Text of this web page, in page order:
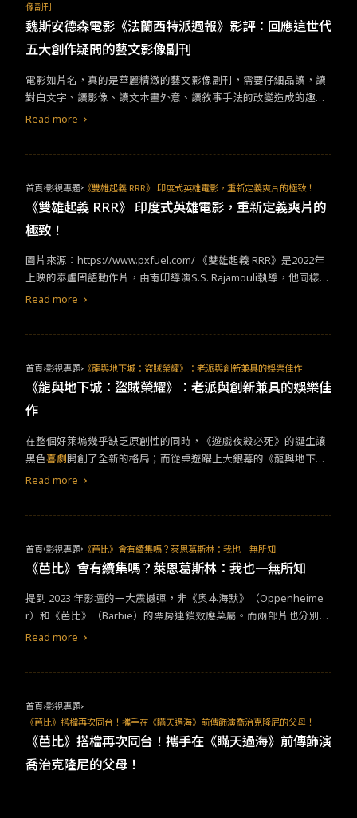
電影描述四位常混在一起的中年老師，如何解決各自在工作上、感
情上、家庭上的中年危機，其中又以主角（拔叔Mads）最嚴重，學
生投訴他教課太無趣、妻子嫌棄他與以前不同，孩子更是不想跟他
說話，生活已無生機，保守無聊的他，在老師朋友的建議下，開始
喝酒讓自己放鬆，而那「0.05%」的酒精濃度，確實為他的生活帶
來一抹色彩，但當人生開始上癮，一次失控竟然造成人生更大的悲
劇。 ​
像副刊
魏斯安德森電影《法蘭西特派週報》影評：回應這世代
五大創作疑問的藝文影像副刊
​​電影如片名，真的是華麗精緻的藝文影像副刊，需要仔細品讀，讀
對白文字、讀影像、讀文本畫外意、讀敘事手法的改變造成的趣
味。《法蘭西特派週報》描述期刊創辦人過世，而編輯部準備發布
嗎？創作會有結束的一天嗎？」。電影本身帶點黑色幽默，卻不是
強烈的諷刺，而是可愛的嘲弄。​ ​​巧妙融合​​魏斯安德森​​風格，打造藝
三大段關於創作（畫畫、文字、煮菜）、關於地域小人物的故事
（二段小故事則為開頭與收尾），他標誌性的作品風格，宛如優美
的排版，讓人品讀起來極為舒適，而影像節奏猶如翻書一般怡然自
Read more
首頁 影視專題 《雙雄起義 RRR》 印度式英雄電影，重新定義爽片的極致！
《雙雄起義 RRR》 印度式英雄電影，重新定義爽片的
極致！
圖片來源：https://www.pxfuel.com/ 《雙雄起義 RRR》是2022年
上映的泰盧固語動作片，由南印導演S.S. Rajamouli執導，他同樣也
是拍出印度最賣座電影《巴霍巴利王》的人。講到南印動作片～自
典的印度虛構電影 《RRR》！ 首先我最初看到電影片名，在還不知
道他演什麼的情況下，第一個想到的就是「rrrrrr!!!」～這個我們習
名其實是「Raudraṁ Raṇaṁ Rudhiraṁ」 在泰盧固語中意為「崛
起、怒吼、反抗」，導演突發奇想取其音譯直接命名為《RRR》，
非常具有創意且與劇意相符，令人印象深刻。
Read more
首頁 影視專題 《龍與地下城：盜賊榮耀》：老派與創新兼具的娛樂佳作
《龍與地下城：盜賊榮耀》：老派與創新兼具的娛樂佳
作
在整個好萊塢幾乎缺乏原創性的同時，《遊戲夜殺必死》的誕生讓
黑色喜劇開創了全新的格局；而從桌遊躍上大銀幕的《龍與地下
城：盜賊榮耀》完美的把持住了一個「遊戲電影」該有的本質：遊
個的世界觀架構、角色的性格缺陷以及一個「地圖」般的電影框
架，驚人的調度和頗為驚喜的攝影機運動都為電影本身增添了有別
改編電影，《龍與地下城：盜賊榮耀》很聰明地知道哪些角色該被
深入刻劃、哪些角色該被惡趣味化，劇本也藉由這種方式一層層玩
轉老套的好萊塢幽默公式，並巧妙的契合三拍的
間平衡，《龍與地下城：盜賊榮耀》都做到了。
Read more
首頁 影視專題 《芭比》會有續集嗎？萊恩葛斯林：我也一無所知
《芭比》會有續集嗎？萊恩葛斯林：我也一無所知
​​提到 2023 年影壇的一大震撼彈，非《奧本海默》（Oppenheime
r）和《芭比》（Barbie）的票房連鎖效應莫屬。而兩部片也分別在
年度票房的前三名中包辦了兩個位置，《芭比》更是成功突破了十
節中分享了他對《芭比2》未來可能性的看法。他在訪談中表示，到
目前為止「我們真的一無所知」。然而，他提出了一個建議，如果
他在可能製作的續集中繼續演出，他可以展現肯尼這個角色的其他
面向，並說道：​ ​​「噢，我對續集一無所知。但（如果有續集）能不
能是一個身材豐滿的肯尼？我能演一個豐滿的肯尼，比如叫做三明
Read more
首頁 影視專題
《芭比》搭檔再次同台！攜手在《瞞天過海》前傳飾演喬治克隆尼的父母！
《芭比》搭檔再次同台！攜手在《瞞天過海》前傳飾演
喬治克隆尼的父母！